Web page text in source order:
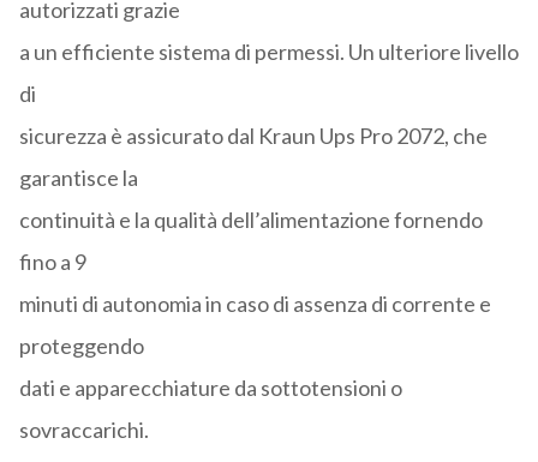
autorizzati grazie
a un efficiente sistema di permessi. Un ulteriore livello
di
sicurezza è assicurato dal Kraun Ups Pro 2072, che
garantisce la
continuità e la qualità dell’alimentazione fornendo
fino a 9
minuti di autonomia in caso di assenza di corrente e
proteggendo
dati e apparecchiature da sottotensioni o
sovraccarichi.